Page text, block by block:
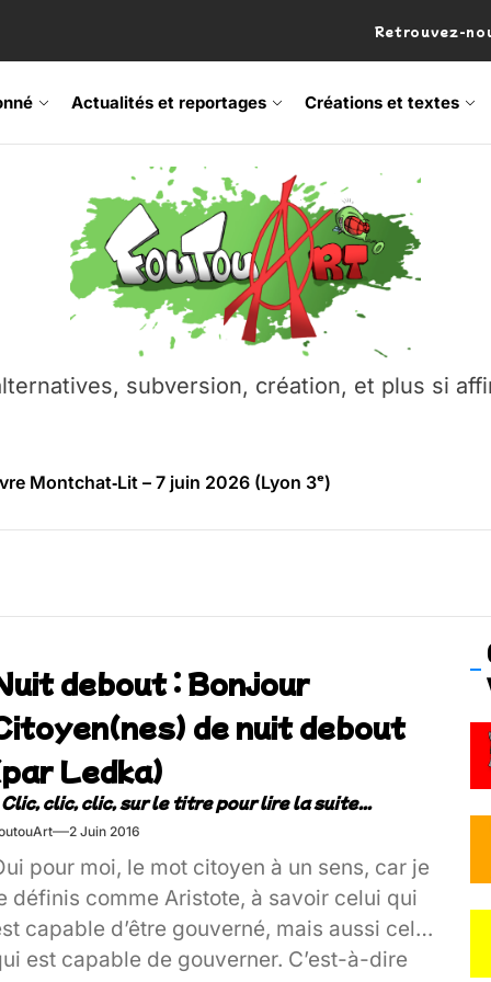
Retrouvez-
Actualités et reportages Créations et textes
subversion, création, et plus si
Fripon – vernissage 21 mai (Lyon)
Festival – Samedi 18 juillet (Vaulx-en-Velin)
– Ŝtono, un livre réalisé par Michaël Moretti & Pierre
Montchat‑Lit – 7 juin 2026 (Lyon 3ᵉ)
Fripon – vernissage 21 mai (Lyon)
debout : Bonjour
de nuit debout
Ledka)
2 Juin 2016
pour moi, le mot citoyen à un sens, car je
définis comme Aristote, à savoir celui qui
capable d’être gouverné, mais aussi celui
est capable de gouverner. C’est-à-dire